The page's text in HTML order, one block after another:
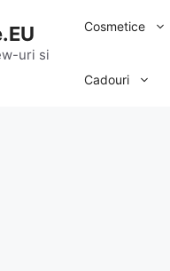
uri si
Cosmetice
Cadouri